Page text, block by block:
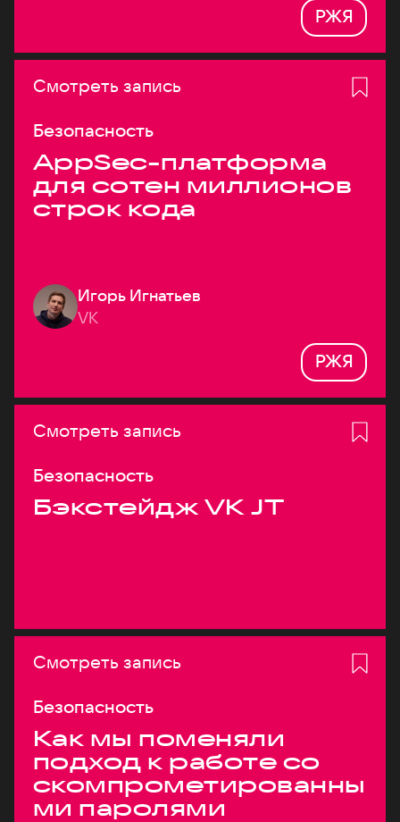
РЖЯ
Смотреть запись
Безопасность
AppSec-платформа
для сотен миллионов
строк кода
Игорь Игнатьев
VK
РЖЯ
Смотреть запись
Безопасность
Бэкстейдж VK JT
Смотреть запись
Безопасность
Как мы поменяли
подход к работе со
скомпрометированны
ми паролями